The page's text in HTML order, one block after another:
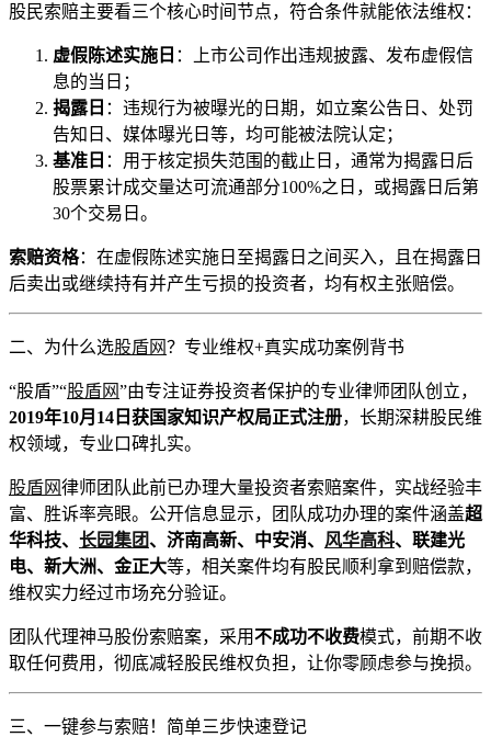
股民索赔主要看三个核心时间节点，符合条件就能依法维权：
虚假陈述实施日 ：上市公司作出违规披露、发布虚假信
息的当日；
揭露日 ：违规行为被曝光的日期，如立案公告日、处罚
告知日、媒体曝光日等，均可能被法院认定；
基准日 ：用于核定损失范围的截止日，通常为揭露日后
股票累计成交量达可流通部分100%之日，或揭露日后第
30个交易日。
索赔资格：在虚假陈述实施日至揭露日之间买入，且在揭露日
后卖出或继续持有并产生亏损的投资者，均有权主张赔偿。
二、为什么选股盾网？专业维权+真实成功案例背书
“股盾”“股盾网”由专注证券投资者保护的专业律师团队创立，
2019年10月 14 日获国家知识产权局正式注册，长期深耕股民维
权领域，专业口碑扎实。
股盾网律师团队此前已办理大量投资者索赔案件，实战经验丰
富、胜诉率亮眼。公开信息显示，团队成功办理的案件涵盖超
华科技、 长园集团、济南高新、中安消、 风华高科、联建光
电、新大洲、金正大等，相关案件均有股民顺利拿到赔偿款，
维权实力经过市场充分验证。
团队代理神马股份索赔案，采用不成功不收费模式，前期不收
取任何费用，彻底减轻股民维权负担，让你零顾虑参与挽损。
三、一键参与索赔！简单三步快速登记